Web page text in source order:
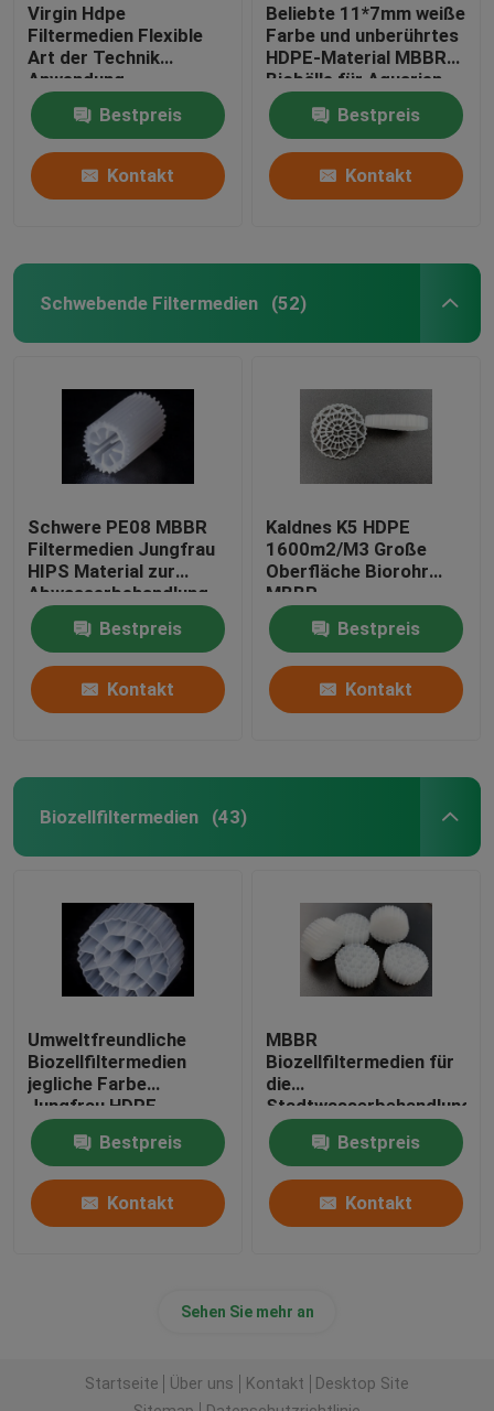
Virgin Hdpe
Filtermedien Flexible
Art der Technik
Anwendung
Stoßbeständigkeit
Bestpreis
Kontakt
Beliebte 11*7mm weiße
Farbe und unberührtes
HDPE-Material MBBR
Biobälle für Aquarien
Bestpreis
Kontakt
Schwebende Filtermedien (52)
Schwere PE08 MBBR
Filtermedien Jungfrau
HIPS Material zur
Abwasserbehandlung
Weißfarbige
Biomassemedien
Bestpreis
Kontakt
Kaldnes K5 HDPE
1600m2/M3 Große
Oberfläche Biorohr
MBBR
Flotationsfiltermedien
Bestpreis
Kontakt
Biozellfiltermedien (43)
Umweltfreundliche
Biozellfiltermedien
jegliche Farbe
Jungfrau HDPE
Material Bio Kugeln
Bestpreis
Kontakt
MBBR
Biozellfiltermedien für
die
Stadtwasserbehandlung
Bestpreis
Kontakt
Sehen Sie mehr an
Startseite Über uns Kontakt
Desktop Site